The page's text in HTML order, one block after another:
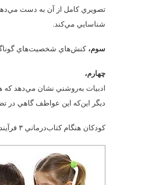
تصويري کامل از آن به دست
شناسايي مي‌کند.
سوم،کنش‌هاي شخصيت‌هاي
چهارم،
ادبيات به‌روشني نشان مي‌دهد که
ديگر اين‌که اين عواطف گاهي در
کودکان هنگام کتاب‌درماني ٣ فرآيند را تجربه مي‌کنند: فرآيند همانندسازي، فرآيند پالايش رواني و فرآيند بينش درون.